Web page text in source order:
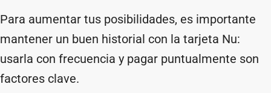
Para aumentar tus posibilidades, es importante
mantener un buen historial con la tarjeta Nu:
usarla con frecuencia y pagar puntualmente son
factores clave.